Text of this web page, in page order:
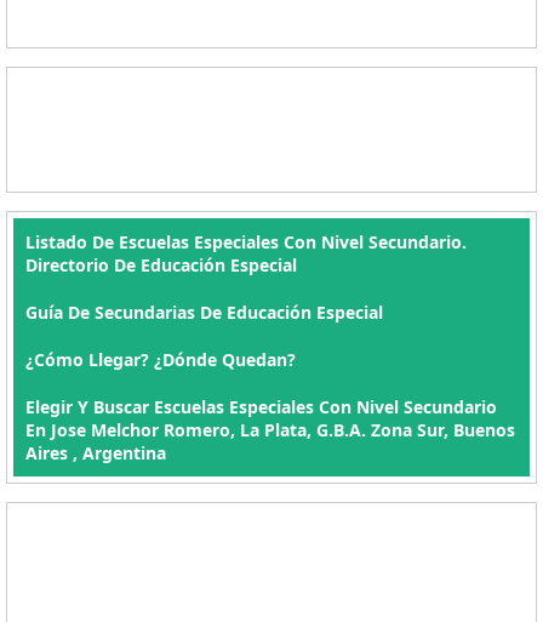
Listado De Escuelas Especiales Con Nivel Secundario.
Directorio De Educación Especial
Guía De Secundarias De Educación Especial
¿Cómo Llegar? ¿Dónde Quedan?
Elegir Y Buscar Escuelas Especiales Con Nivel Secundario
En Jose Melchor Romero, La Plata, G.B.A. Zona Sur, Buenos
Aires , Argentina